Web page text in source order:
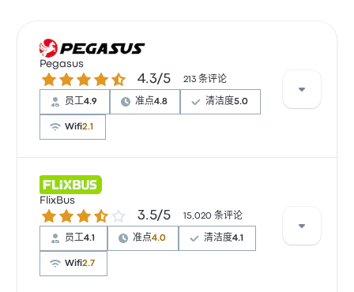
Pegasus
4.3 / 5 星 4.3/5 213 条评论
员工4.9 准点4.8 清洁度5.0
Wifi2.1
根据 49 条评论，Pegasus 提供的本行程被评为 4.6 颗
星。旅客对 员工 和 清洁度 特别满意，但也有旅客抱怨
无线上网。 Pegasus 在此路线提供的票价为 ¥91 起
FlixBus
3.5 / 5 星 3.5/5 15,020 条评论
员工4.1 准点4.0 清洁度4.1
Wifi2.7